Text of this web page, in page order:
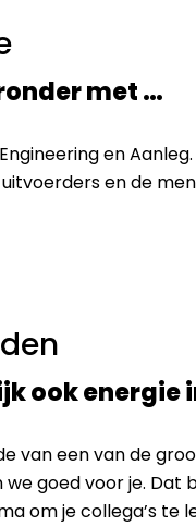
met …
en
en de
ook energie
van een van de
goed voor je.
om je collega’s te